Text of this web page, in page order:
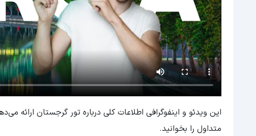
این ویدئو و اینفوگرافی اطلاعات کلی درباره تور گرجستان ارائه
متداول را بخوانید.